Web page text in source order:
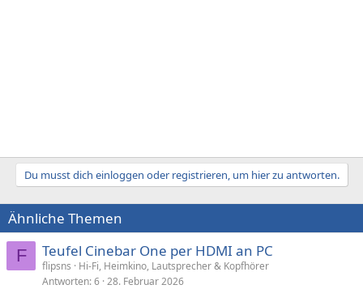
Du musst dich einloggen oder registrieren, um hier zu antworten.
Ähnliche Themen
F Teufel Cinebar One per HDMI an PC
flipsns
Hi-Fi, Heimkino, Lautsprecher & Kopfhörer
Antworten 6 28. Februar 2026